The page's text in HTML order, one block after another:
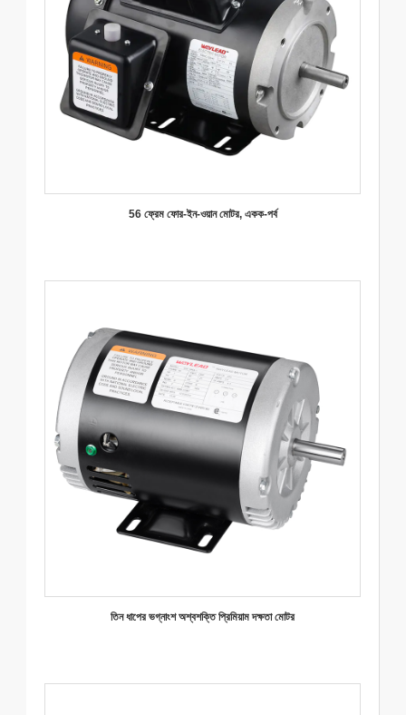
56 ফ্রেম ফোর-ইন-ওয়ান মোটর, একক-পর্ব
তিন ধাপের ভগ্নাংশ অশ্বশক্তি প্রিমিয়াম দক্ষতা মোটর